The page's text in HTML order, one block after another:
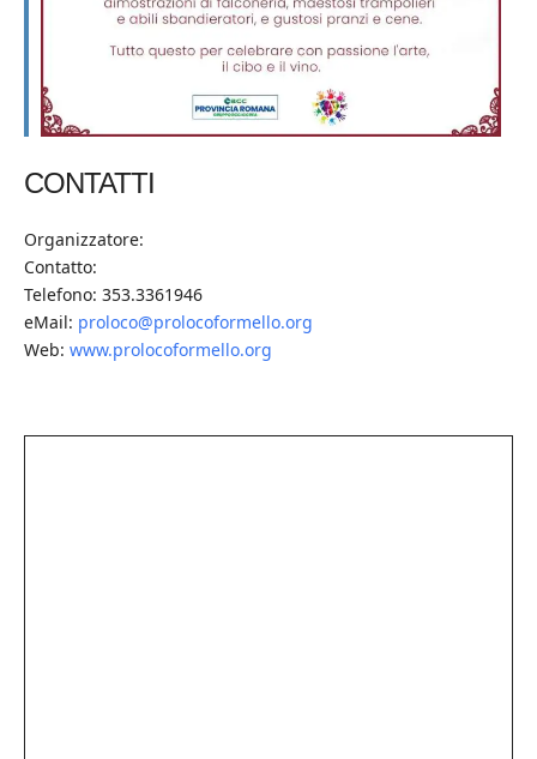
CONTATTI
Organizzatore:
Contatto:
Telefono: 353.3361946
eMail: proloco@prolocoformello.org
Web: www.prolocoformello.org